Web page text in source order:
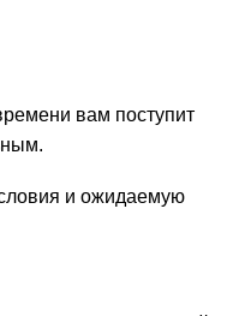
вам поступит
и ожидаемую